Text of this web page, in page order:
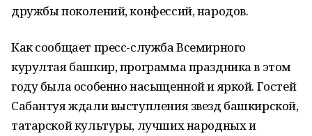
дружбы поколений, конфессий, народов.
Как сообщает пресс-служба Всемирного
курултая башкир, программа праздника в этом
году была особенно насыщенной и яркой. Гостей
Сабантуя ждали выступления звезд башкирской,
татарской культуры, лучших народных и